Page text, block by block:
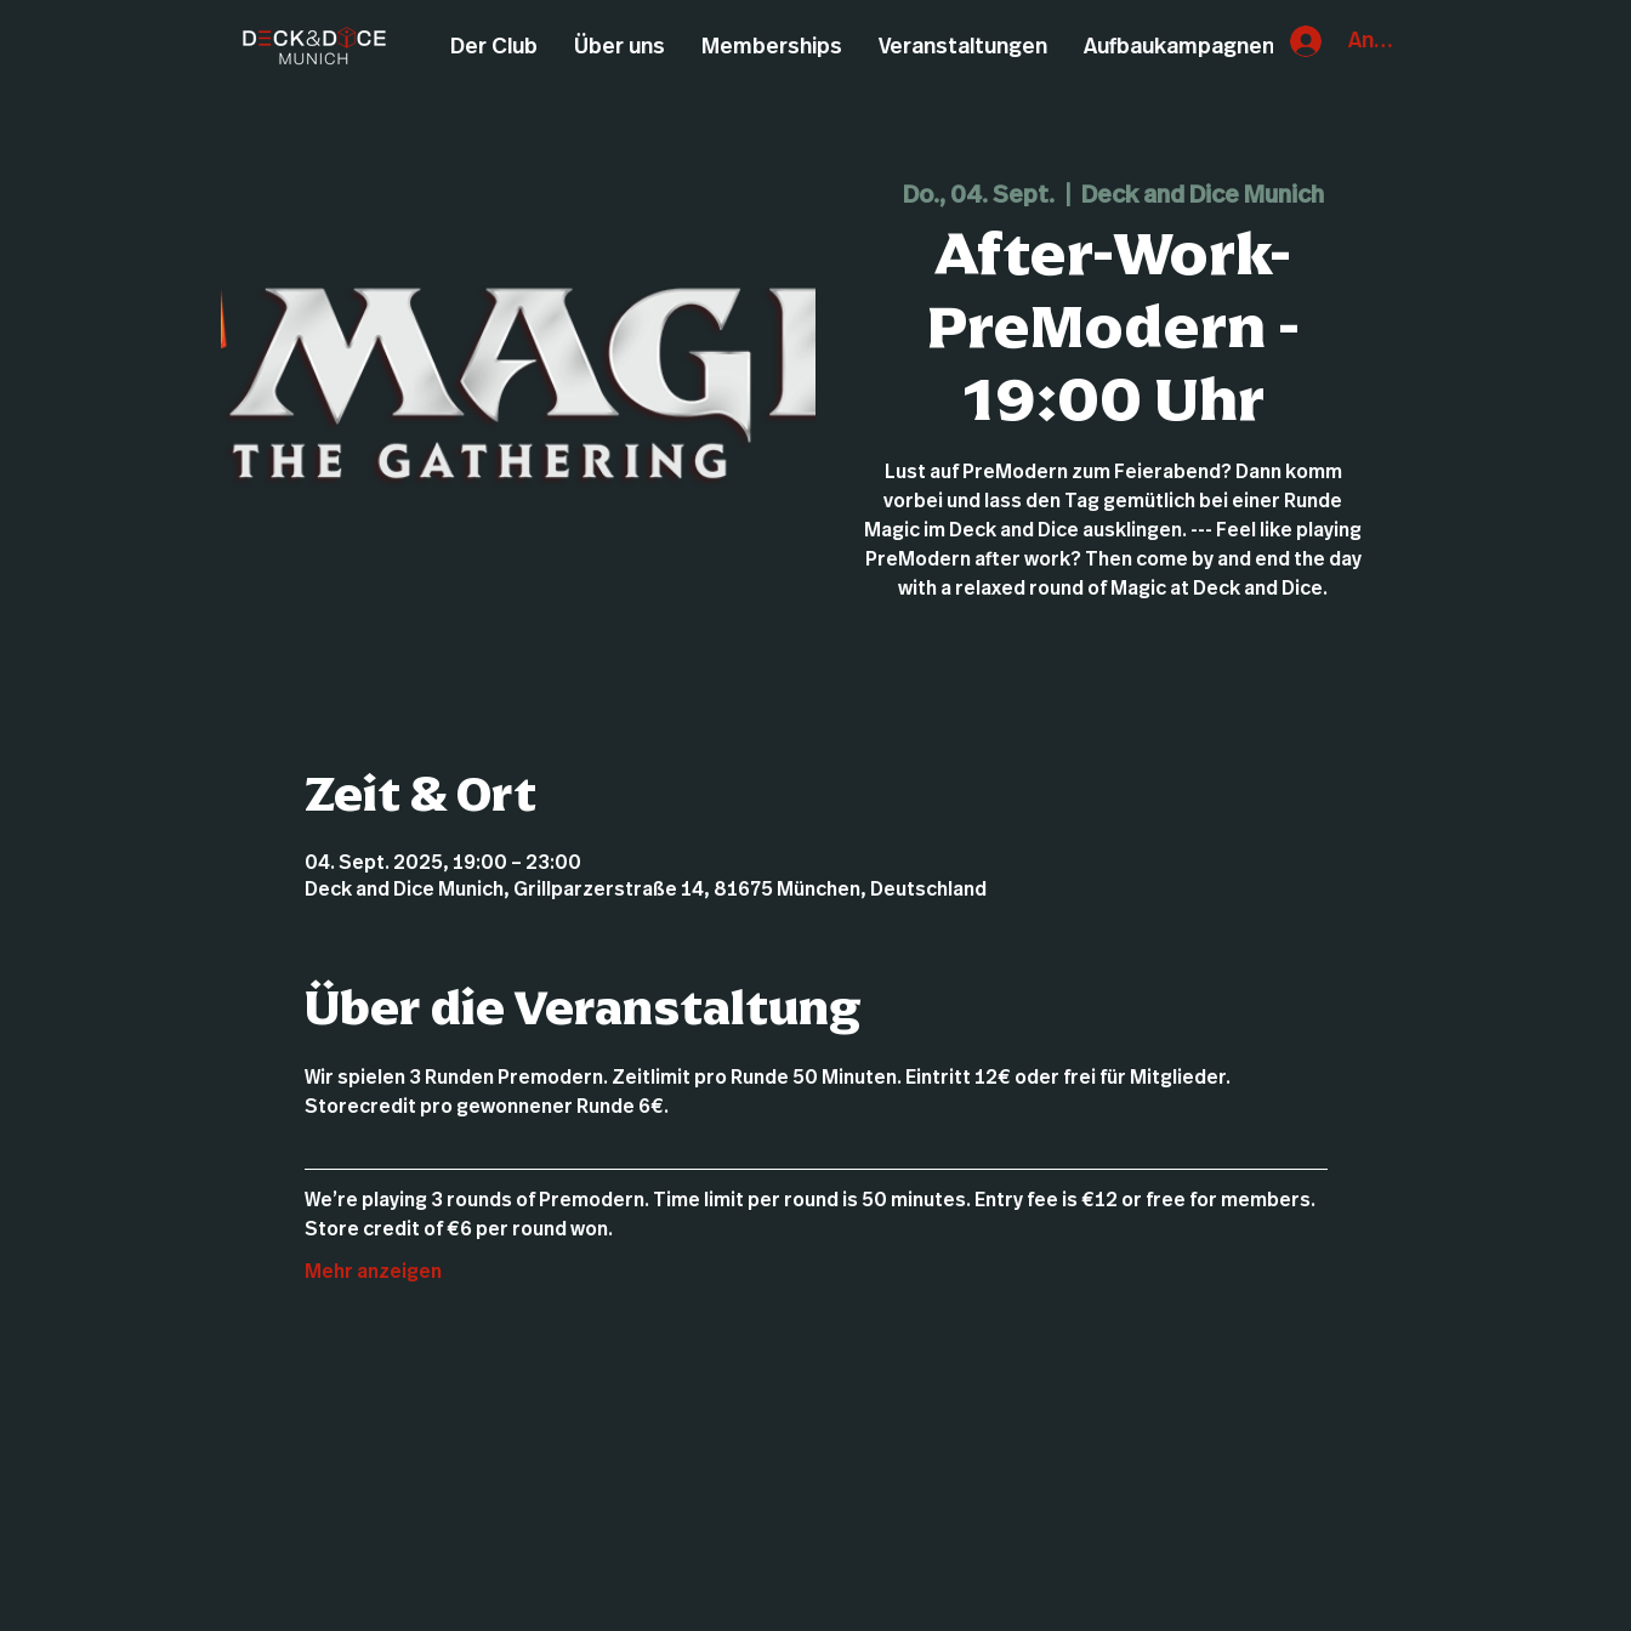
Der Club Über uns Memberships Veranstaltungen Aufbaukampagnen Anmelden
Do., 04. Sept.
  |
Deck and Dice Munich
After-Work-
PreModern -
19:00 Uhr
Lust auf PreModern zum Feierabend? Dann komm
vorbei und lass den Tag gemütlich bei einer Runde
Magic im Deck and Dice ausklingen. --- Feel like playing
PreModern after work? Then come by and end the day
with a relaxed round of Magic at Deck and Dice.
Zeit & Ort
04. Sept. 2025, 19:00 – 23:00
Deck and Dice Munich, Grillparzerstraße 14, 81675 München, Deutschland
Über die Veranstaltung
Wir spielen 3 Runden Premodern. Zeitlimit pro Runde 50 Minuten. Eintritt 12€ oder frei für Mitglieder.
Storecredit pro gewonnener Runde 6€.
We’re playing 3 rounds of Premodern. Time limit per round is 50 minutes. Entry fee is €12 or free for members.
Store credit of €6 per round won.
Mehr anzeigen